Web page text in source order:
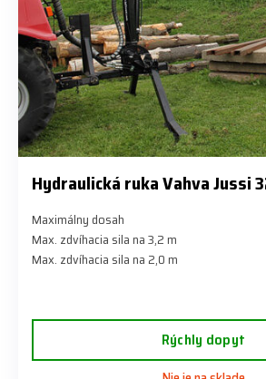
Hydraulická ruka Vahva Jussi
Maximálny dosah
Max. zdvíhacia sila na 3,2 m
Max. zdvíhacia sila na 2,0 m
Rýchly dopyt